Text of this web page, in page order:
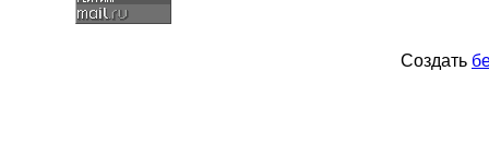
Создать